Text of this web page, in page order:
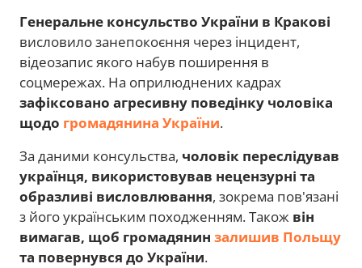
Генеральне консульство України в Кракові
висловило занепокоєння через інцидент,
відеозапис якого набув поширення в
соцмережах. На оприлюднених кадрах
зафіксовано агресивну поведінку чоловіка
щодо громадянина України.
За даними консульства, чоловік переслідував
українця, використовував нецензурні та
образливі висловлювання, зокрема пов'язані
з його українським походженням. Також він
вимагав, щоб громадянин залишив Польщу
та повернувся до України.